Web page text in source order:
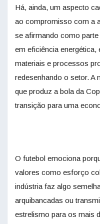
Há, ainda, um aspecto
ao compromisso com a
se afirmando como
em eficiência
materiais e processos
redesenhando o setor. A
que produz a bola da
transição para uma
O futebol emociona
valores como esforço
indústria faz algo
arquibancadas ou
estrelismo para os mais